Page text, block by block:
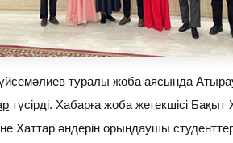
туралы жоба аясында
түсірді. Хабарға жоба жетекшісі
Хаттар әндерін орындаушы